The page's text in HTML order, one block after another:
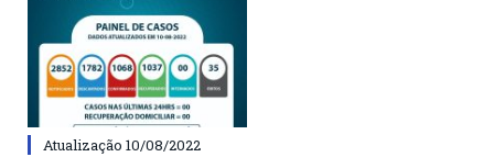
Atualização 10/08/2022